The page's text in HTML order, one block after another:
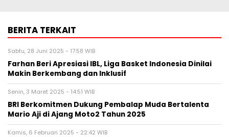
BERITA TERKAIT
Sabtu, 28 Juni 2025 - 17:58 WIB
Farhan Beri Apresiasi IBL, Liga Basket Indonesia Dinilai
Makin Berkembang dan Inklusif
Senin, 3 Maret 2025 - 14:51 WIB
BRI Berkomitmen Dukung Pembalap Muda Bertalenta
Mario Aji di Ajang Moto2 Tahun 2025
Kamis, 6 Februari 2025 - 22:42 WIB